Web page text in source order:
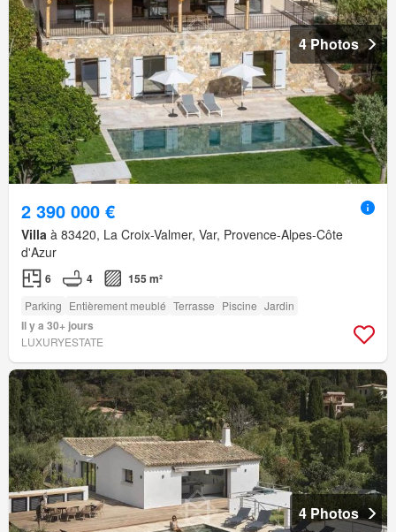
4 Photos
2 390 000 €
Villa à 83420, La Croix-Valmer, Var, Provence-Alpes-Côte
d'Azur
6 4 155 m²
Parking Entièrement meublé Terrasse Piscine Jardin
Il y a 30+ jours
LUXURYESTATE
4 Photos